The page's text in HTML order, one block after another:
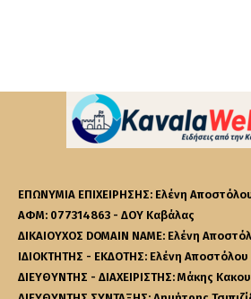
ΕΠΩΝΥΜΙΑ ΕΠΙΧΕΙΡΗΣΗΣ: Ελένη
ΑΦΜ: 077314863 - ΔΟΥ Καβάλας
ΔΙΚΑΙΟΥΧΟΣ DOMAIN NAME: Ελένη
ΙΔΙΟΚΤΗΤΗΣ - ΕΚΔΟΤΗΣ: Ελένη Αποστόλου
ΔΙΕΥΘΥΝΤΗΣ - ΔΙΑΧΕΙΡΙΣΤΗΣ: Μάκης